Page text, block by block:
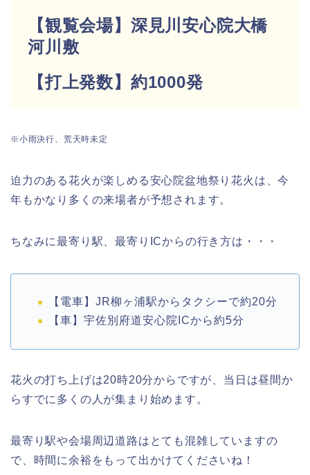
【観覧会場】深見川安心院大橋
河川敷
【打上発数】約1000発
※小雨決行、荒天時未定
迫力のある花火が楽しめる安心院盆地祭り花火は、今
年もかなり多くの来場者が予想されます。
ちなみに最寄り駅、最寄りICからの行き方は・・・
【電車】JR柳ヶ浦駅からタクシーで約20分
【車】宇佐別府道安心院ICから約5分
花火の打ち上げは20時20分からですが、当日は昼間か
らすでに多くの人が集まり始めます。
最寄り駅や会場周辺道路はとても混雑していますの
で、時間に余裕をもって出かけてくださいね！